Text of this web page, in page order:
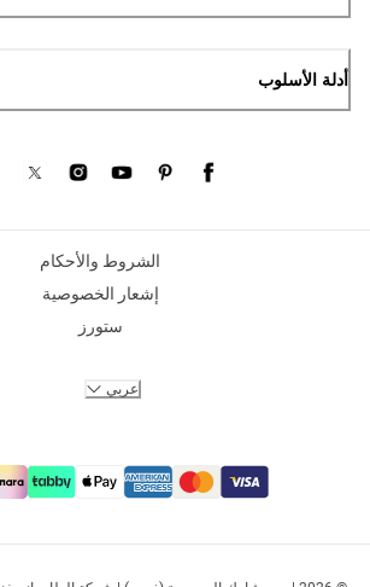
أدلة الأسلوب
الشروط والأحكام
إشعار الخصوصية
ستورز
عربي